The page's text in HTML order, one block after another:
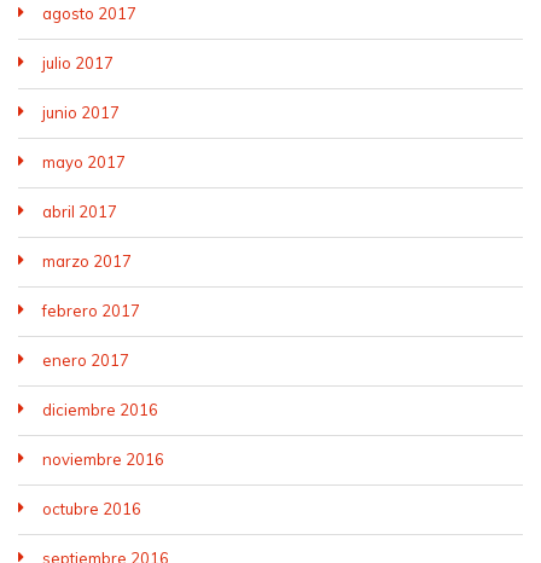
agosto 2017
julio 2017
junio 2017
mayo 2017
abril 2017
marzo 2017
febrero 2017
enero 2017
diciembre 2016
noviembre 2016
octubre 2016
septiembre 2016